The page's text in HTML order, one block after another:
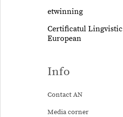
etwinning
Certificatul Lingvistic
European
Info
Contact AN
Media corner